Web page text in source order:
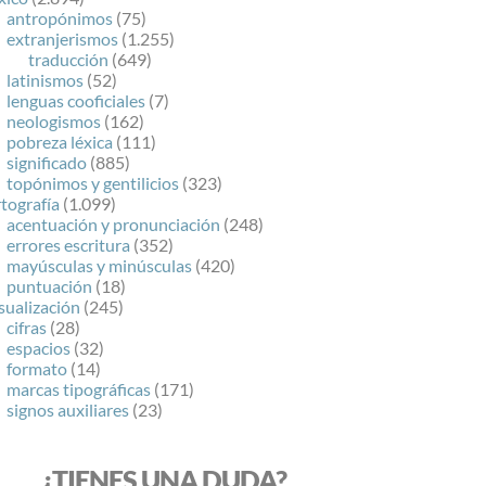
antropónimos (75)
extranjerismos (1.255)
traducción (649)
latinismos (52)
lenguas cooficiales (7)
neologismos (162)
pobreza léxica (111)
significado (885)
topónimos y gentilicios (323)
(1.099)
acentuación y pronunciación (248)
errores escritura (352)
mayúsculas y minúsculas (420)
puntuación (18)
(245)
cifras (28)
espacios (32)
formato (14)
marcas tipográficas (171)
signos auxiliares (23)
¿TIENES UNA DUDA?